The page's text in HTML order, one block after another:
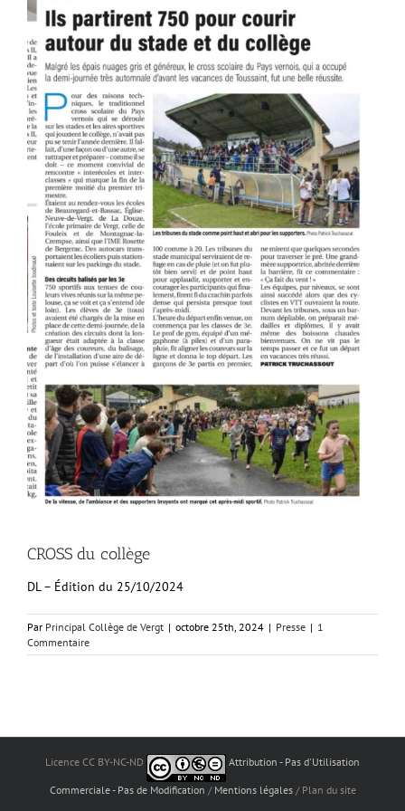
CROSS du collège
DL – Édition du 25/10/2024
Par Principal Collège de Vergt | octobre 25th, 2024 | Presse | 1
Commentaire
Licence CC BY-NC-ND Attribution - Pas d'Utilisation
Commerciale - Pas de Modification / Mentions légales/ Plan du site